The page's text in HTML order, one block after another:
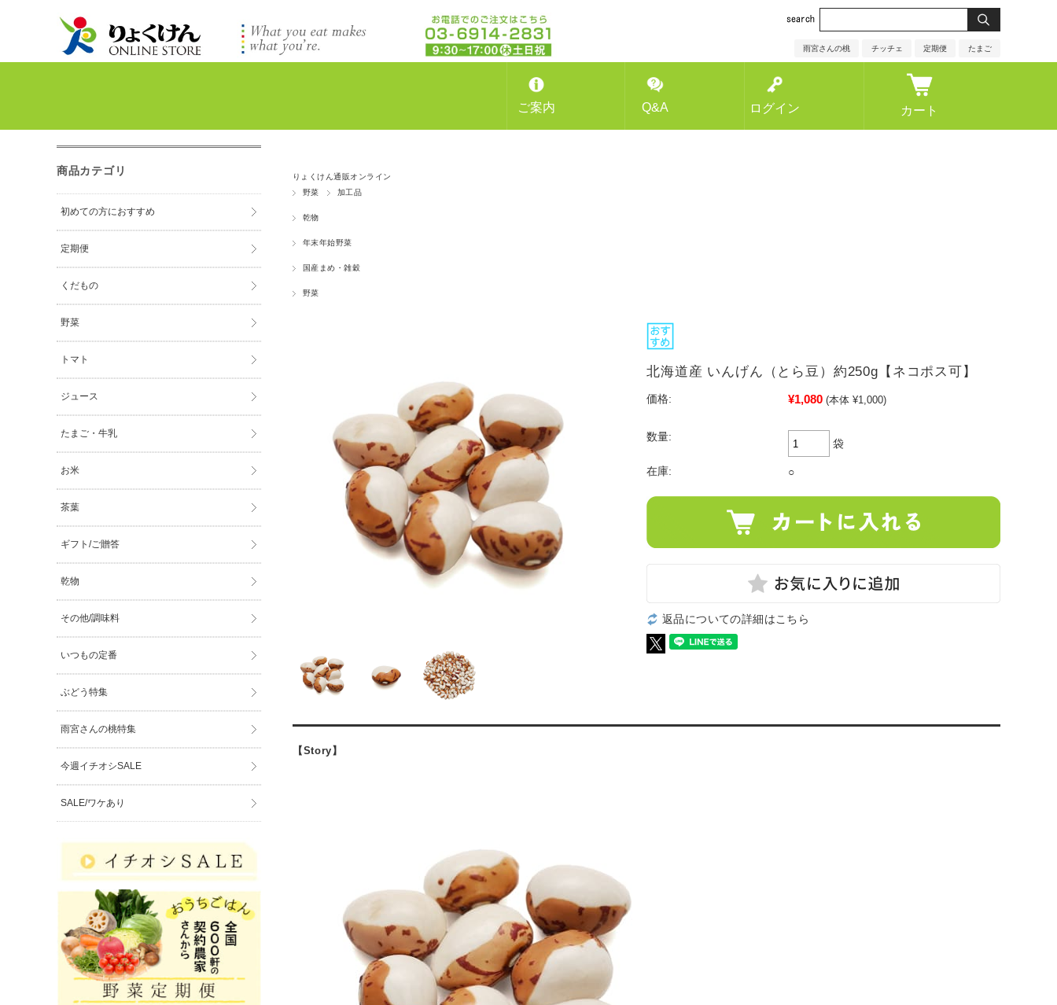
雨宮さんの桃 チッチェ 定期便 たまご
ご案内 Q&A ログイン カート
りょくけん通販オンライン
野菜
加工品
乾物
年末年始野菜
国産まめ・雑穀
野菜
北海道産 いんげん（とら豆）約250g【ネコポス可】
価格: ¥1,080 (本体 ¥1,000)
数量:
袋
在庫: ○
返品についての詳細はこちら
【Story】
商品カテゴリ
初めての方におすすめ
定期便
くだもの
野菜
トマト
ジュース
たまご・牛乳
お米
茶葉
ギフト/ご贈答
乾物
その他/調味料
いつもの定番
ぶどう特集
雨宮さんの桃特集
今週イチオシSALE
SALE/ワケあり